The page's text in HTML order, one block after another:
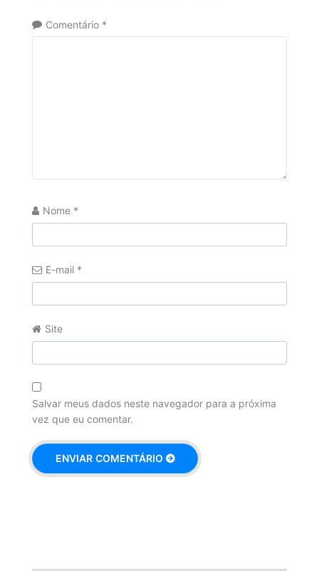
Comentário *
Nome *
E-mail *
Site
Salvar meus dados neste navegador para a próxima
vez que eu comentar.